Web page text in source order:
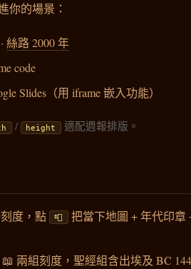
你的場景：
· 絲路 2000 年
code
Slides（用 iframe 嵌入功能）
/ height 適配週報排版。
度，點 📮
把當下地圖 + 年代印章
兩組刻度，聖經組含出埃及 BC